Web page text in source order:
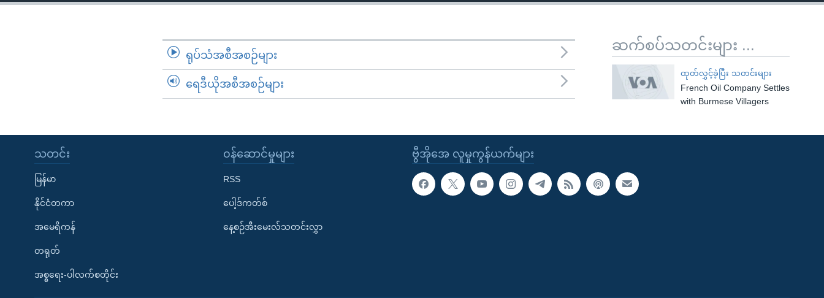
အ
ရန်
ဆက်စပ်သတင်းများ ...
ထုတ်လွှင့်ခဲ့ပြီး သတင်းများ
French Oil Company Settles
with Burmese Villagers
ရုပ်သံအစီအစဉ်များ
ရေဒီယိုအစီအစဉ်များ
ဗွီအိုအေ လူမှုကွန်ယက်များ
သတင်း
မြန်မာ
နိုင်ငံတကာ
အမေရိကန်
တရုတ်
အစ္စရေး-ပါလက်စတိုင်း
၀န်ဆောင်မှုများ
RSS
ပေါ့ဒ်ကတ်စ်
နေ့စဉ်အီးမေးလ်သတင်းလွှာ